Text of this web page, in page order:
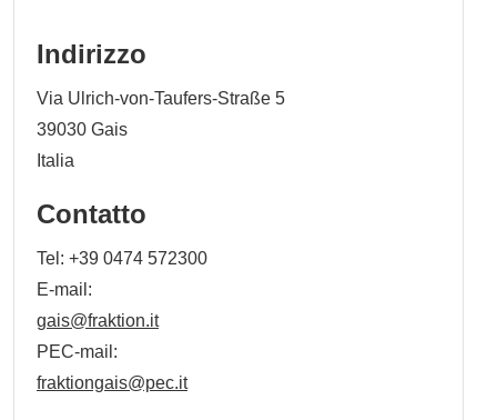
Indirizzo
Via Ulrich-von-Taufers-Straße 5
39030 Gais
Italia
Contatto
Tel: +39 0474 572300
E-mail:
gais@fraktion.it
PEC-mail:
fraktiongais@pec.it